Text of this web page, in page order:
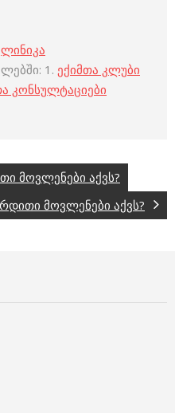
1. ექიმთა კლუბი
კონსულტაციები
მოვლენები აქვს?
მოვლენები აქვს?